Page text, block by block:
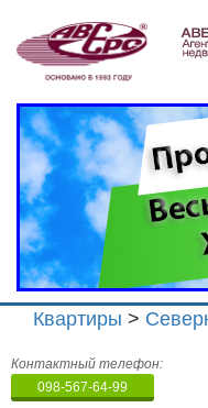
Квартиры >
Агенство
недвижимости
"Аверс"
Контактный телефон:
098-567-64-99